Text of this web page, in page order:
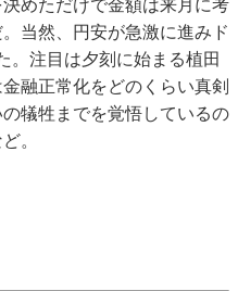
めただけで金額は来月に考
当然、円安が急激に進みド
。注目は夕刻に始まる植田
融正常化をどのくらい真剣
犠牲までを覚悟しているの
。